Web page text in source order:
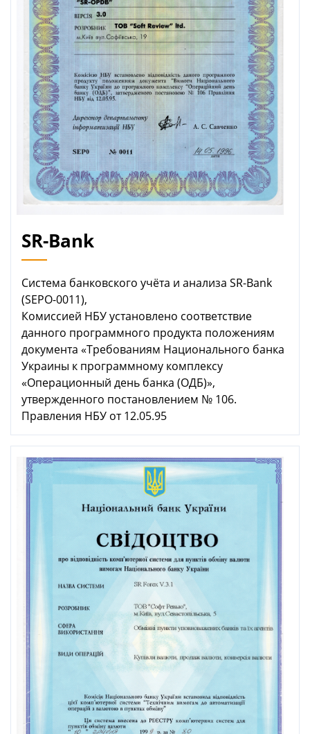
SR-Bank
Система банковского учёта и анализа SR-Bank
(SEPO-0011),
Комиссией НБУ установлено соответствие
данного программного продукта положениям
документа «Требованиям Национального банка
Украины к программному комплексу
«Операционный день банка (ОДБ)»,
утвержденного постановлением № 106.
Правления НБУ от 12.05.95